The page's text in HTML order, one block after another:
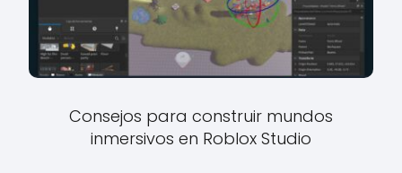
Consejos para construir mundos
inmersivos en Roblox Studio